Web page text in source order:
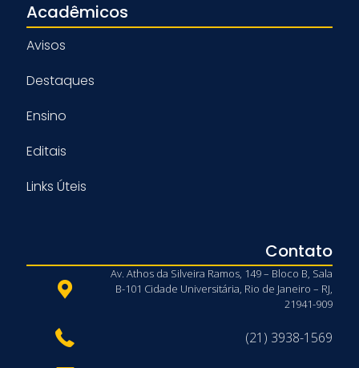
Acadêmicos
Avisos
Destaques
Ensino
Editais
Links Úteis
Contato
Av. Athos da Silveira Ramos, 149 – Bloco B, Sala
B-101 Cidade Universitária, Rio de Janeiro – RJ,
21941-909
(21) 3938-1569